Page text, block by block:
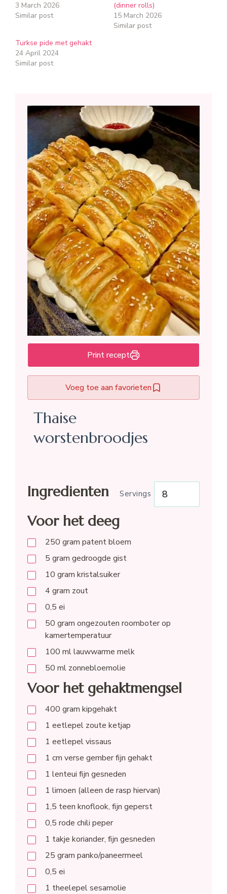
3 March 2026
Similar post
(dinner rolls)
15 March 2026
Similar post
Turkse pide met gehakt
24 April 2024
Similar post
Print recept
Voeg toe aan favorieten
Thaise
worstenbroodjes
Ingredienten Servings
Voor het deeg
250 gram patent bloem
5 gram gedroogde gist
10 gram kristalsuiker
4 gram zout
0,5 ei
50 gram ongezouten roomboter op
kamertemperatuur
100 mllauwwarme melk
50 ml zonnebloemolie
Voor het gehaktmengsel
400 gram kipgehakt
1 eetlepel zoute ketjap
1 eetlepelvissaus
1 cm verse gember fijn gehakt
1 lenteui fijn gesneden
1 limoen (alleen de rasp hiervan)
1,5 teen knoflook, fijn geperst
0,5 rode chili peper
1 takje koriander, fijn gesneden
25 gram panko/paneermeel
0,5 ei
1 theelepelsesamolie